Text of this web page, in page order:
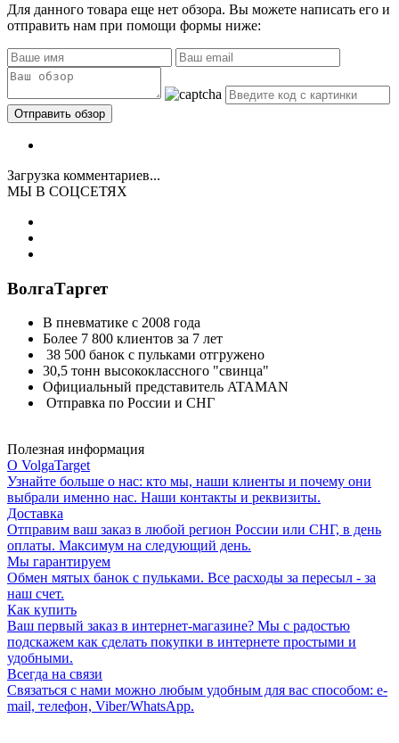
Для данного товара еще нет обзора. Вы можете написать его и
отправить нам при помощи формы ниже:
Загрузка комментариев...
МЫ В СОЦСЕТЯХ
ВолгаТаргет
В пневматике с 2008 года
Более 7 800 клиентов за 7 лет
38 500 банок с пульками отгружено
30,5 тонн высококлассного "свинца"
Официальный представитель ATAMAN
Отправка по России и СНГ
Полезная информация
О VolgaTarget
Узнайте больше о нас: кто мы, наши клиенты и почему они
выбрали именно нас. Наши контакты и реквизиты.
Доставка
Отправим ваш заказ в любой регион России или СНГ, в день
оплаты. Максимум на следующий день.
Мы гарантируем
Обмен мятых банок с пульками. Все расходы за пересыл - за
наш счет.
Как купить
Ваш первый заказ в интернет-магазине? Мы с радостью
подскажем как сделать покупки в интернете простыми и
удобными.
Всегда на связи
Связаться с нами можно любым удобным для вас способом: e-
mail, телефон, Viber/WhatsApp.